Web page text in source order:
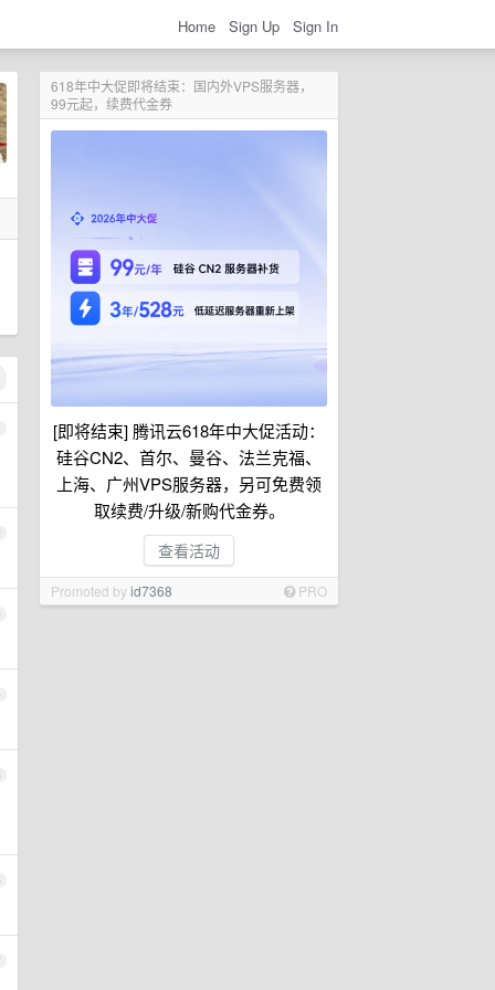
Home Sign Up Sign In
618年中大促即将结束：国内外VPS服务器，
99元起，续费代金券
[即将结束] 腾讯云618年中大促活动：
硅谷CN2、首尔、曼谷、法兰克福、
上海、广州VPS服务器，另可免费领
取续费/升级/新购代金券。
查看活动
Promoted byid7368 PRO